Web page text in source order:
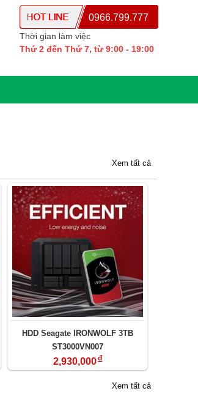
0966.799.777
Thời gian làm việc
Thứ 2 đến Thứ 7, từ 9:00 - 19:00
Xem tất cả
HDD Seagate IRONWOLF 3TB
ST3000VN007
2,930,000đ
Xem tất cả